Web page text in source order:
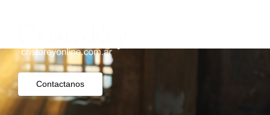
Contactanos